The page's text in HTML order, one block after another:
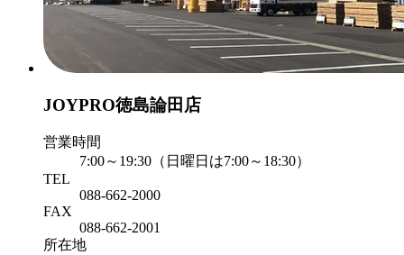
JOYPRO徳島論田店
営業時間
7:00～19:30（日曜日は7:00～18:30）
TEL
088-662-2000
FAX
088-662-2001
所在地